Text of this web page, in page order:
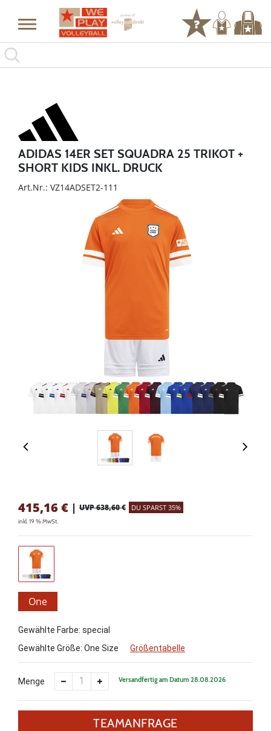
ADIDAS 14ER SET SQUADRA 25 TRIKOT +
SHORT KIDS INKL. DRUCK
Art.Nr.: VZ14ADSET2-111
415,16 € | UVP 638,60 € DU SPARST 35%
inkl. 19 % MwSt.
One
Gewählte Farbe: special
Gewählte Größe: One Size Größentabelle
Menge Versandfertig am Datum 28.08.2026
TEAMANFRAGE